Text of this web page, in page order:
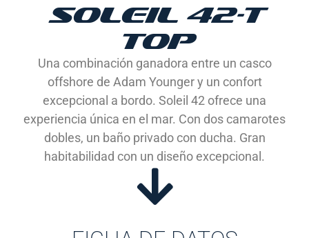
SOLEIL 42-T
TOP
Una combinación ganadora entre un casco
offshore de Adam Younger y un confort
excepcional a bordo. Soleil 42 ofrece una
experiencia única en el mar. Con dos camarotes
dobles, un baño privado con ducha. Gran
habitabilidad con un diseño excepcional.